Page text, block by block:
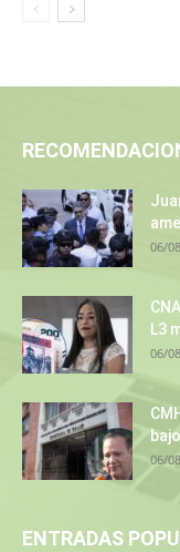
06/
L3
06/
06/
ENTRADAS